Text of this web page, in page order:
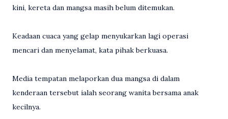
kini, kereta dan mangsa masih belum ditemukan.
Keadaan cuaca yang gelap menyukarkan lagi operasi
mencari dan menyelamat, kata pihak berkuasa.
Media tempatan melaporkan dua mangsa di dalam
kenderaan tersebut ialah seorang wanita bersama anak
kecilnya.